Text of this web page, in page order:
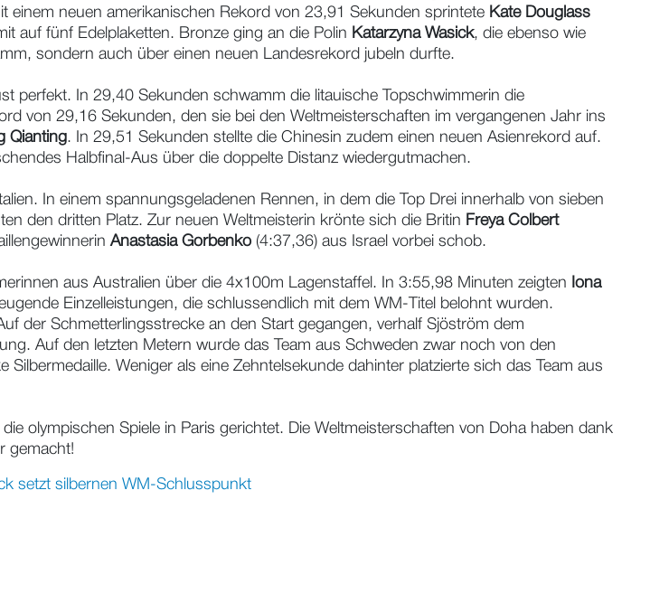
einem neuen amerikanischen Rekord von 23,91 Sekunden sprintete Kate Douglass
auf fünf Edelplaketten. Bronze ging an die Polin Katarzyna Wasick, die ebenso wie
sondern auch über einen neuen Landesrekord jubeln durfte.
perfekt. In 29,40 Sekunden schwamm die litauische Topschwimmerin die
von 29,16 Sekunden, den sie bei den Weltmeisterschaften im vergangenen Jahr ins
Qianting. In 29,51 Sekunden stellte die Chinesin zudem einen neuen Asienrekord auf.
Halbfinal-Aus über die doppelte Distanz wiedergutmachen.
In einem spannungsgeladenen Rennen, in dem die Top Drei innerhalb von sieben
den dritten Platz. Zur neuen Weltmeisterin krönte sich die Britin Freya Colbert
Anastasia Gorbenko (4:37,36) aus Israel vorbei schob.
aus Australien über die 4x100m Lagenstaffel. In 3:55,98 Minuten zeigten
Iona
Einzelleistungen, die schlussendlich mit dem WM-Titel belohnt wurden.
der Schmetterlingsstrecke an den Start gegangen, verhalf Sjöström dem
Auf den letzten Metern wurde das Team aus Schweden zwar noch von den
Weniger als eine Zehntelsekunde dahinter platzierte sich das Team aus
olympischen Spiele in Paris gerichtet. Die Weltmeisterschaften von Doha haben dank
gemacht!
setzt silbernen WM-Schlusspunkt